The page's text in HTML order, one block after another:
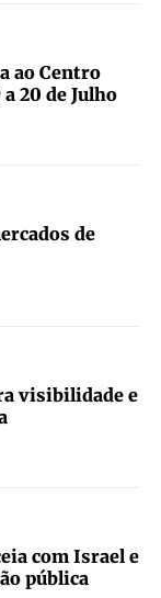
ao Centro
20 de Julho
de
visibilidade e
com Israel e
pública